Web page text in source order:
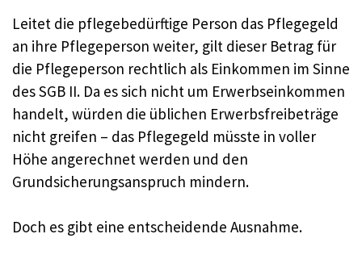
Leitet die pflegebedürftige Person das Pflegegeld
an ihre Pflegeperson weiter, gilt dieser Betrag für
die Pflegeperson rechtlich als Einkommen im Sinne
des SGB II. Da es sich nicht um Erwerbseinkommen
handelt, würden die üblichen Erwerbsfreibeträge
nicht greifen – das Pflegegeld müsste in voller
Höhe angerechnet werden und den
Grundsicherungsanspruch mindern.
Doch es gibt eine entscheidende Ausnahme.